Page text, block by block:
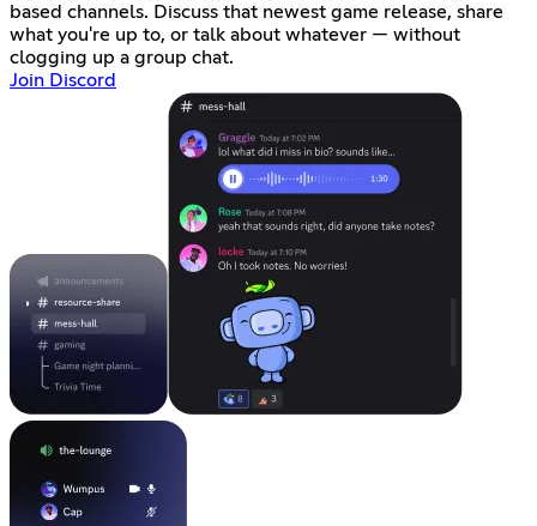
based channels. Discuss that newest game release, share
what you're up to, or talk about whatever — without
clogging up a group chat.
Join Discord